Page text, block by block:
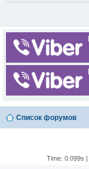
Список форумов
Time: 0.099s